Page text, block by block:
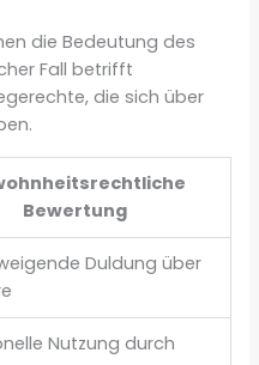
die Bedeutung des
Fall betrifft
die sich über
Bewertung
Duldung über
Nutzung durch